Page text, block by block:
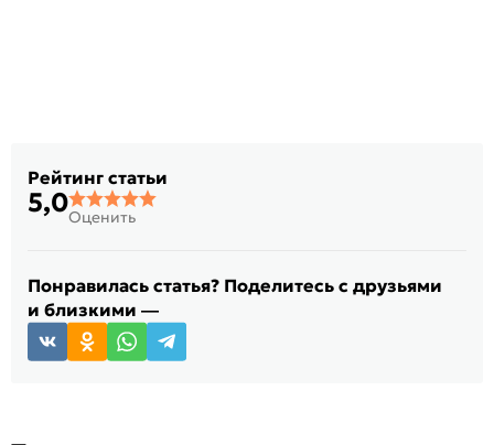
Рейтинг статьи
5,0Оценить
Понравилась статья? Поделитесь с друзьями
и близкими —